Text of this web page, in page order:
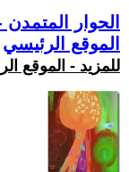
الحوار المتمدن
الموقع الرئيسي
للمزيد - الموقع